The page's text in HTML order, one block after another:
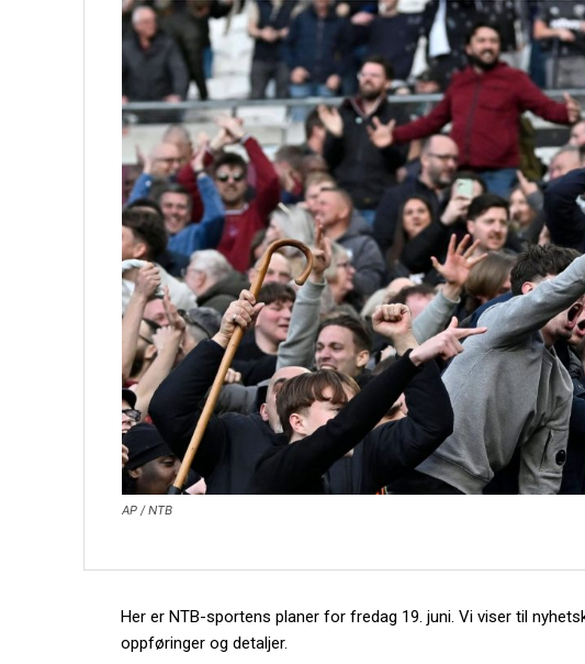
AP / NTB
Her er NTB-sportens planer for fredag 19. juni. Vi viser til
oppføringer og detaljer.